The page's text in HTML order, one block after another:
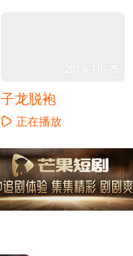
2014-10-25
子龙脱袍
正在播放